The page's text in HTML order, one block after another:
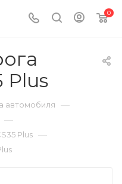
0
Plus
автомобиля —
—
Plus —